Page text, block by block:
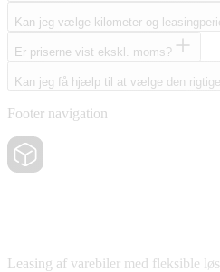
Kan jeg vælge kilometer og
Er priserne vist ekskl. moms?
Kan jeg få hjælp til at vælge den
Footer navigation
Leasing af varebiler med fleksible